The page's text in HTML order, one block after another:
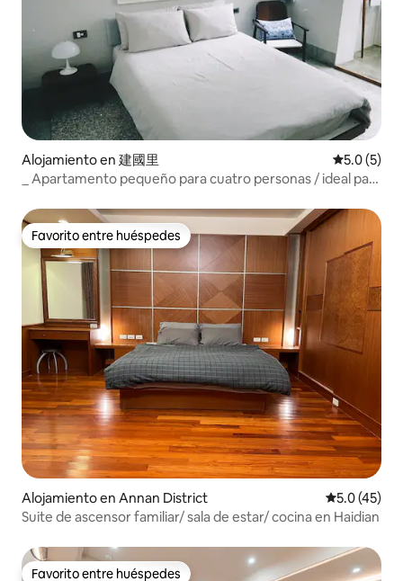
Alojamiento en 建國里
5.0 (5)
_ Apartamento pequeño para cuatro personas / ideal para
Favorito entre huéspedes
Favorito entre huéspedes
Alojamiento en Annan District Calificación
5.0 (45)
Suite de ascensor familiar/ sala de estar/ cocina en Haidian
Favorito entre huéspedes